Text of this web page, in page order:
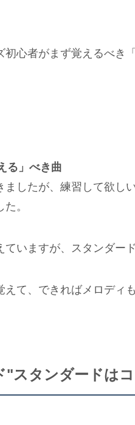
初心者がまず覚えるべき
る」べき曲
ましたが、練習して欲し
。
ていますが、スタンダー
えて、できればメロディ
"スタンダードは